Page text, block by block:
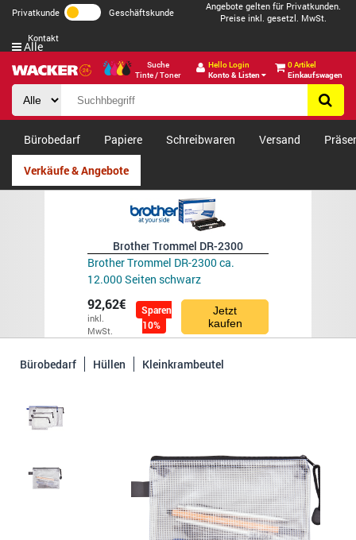
Privatkunde Geschäftskunde
Angebote gelten für Privatkunden.
Preise inkl. gesetzl. MwSt.
Kontakt
Suche
Tinte / Toner
Hello Login
Konto & Listen
0 Artikel
Einkaufswagen
Alle
Bürobedarf Papiere Schreibwaren Versand
Verkäufe & Angebote
Brother Trommel DR-2300
Brother Trommel DR-2300 ca.
12.000 Seiten schwarz
92,62€
inkl.
MwSt.
Sparen
10%
Jetzt
kaufen
Bürobedarf Hüllen Kleinkrambeutel